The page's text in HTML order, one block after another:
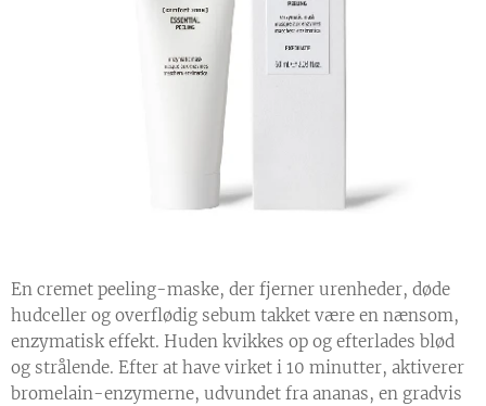
En cremet peeling-maske, der fjerner urenheder, døde
hudceller og overflødig sebum takket være en nænsom,
enzymatisk effekt. Huden kvikkes op og efterlades blød
og strålende. Efter at have virket i 10 minutter, aktiverer
bromelain-enzymerne, udvundet fra ananas, en gradvis